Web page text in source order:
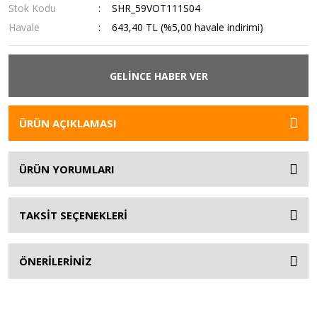
Stok Kodu
SHR_59VOT111S04
Havale
643,40 TL (%5,00 havale indirimi)
GELİNCE HABER VER
ÜRÜN AÇIKLAMASI
ÜRÜN YORUMLARI
TAKSİT SEÇENEKLERİ
ÖNERİLERİNİZ